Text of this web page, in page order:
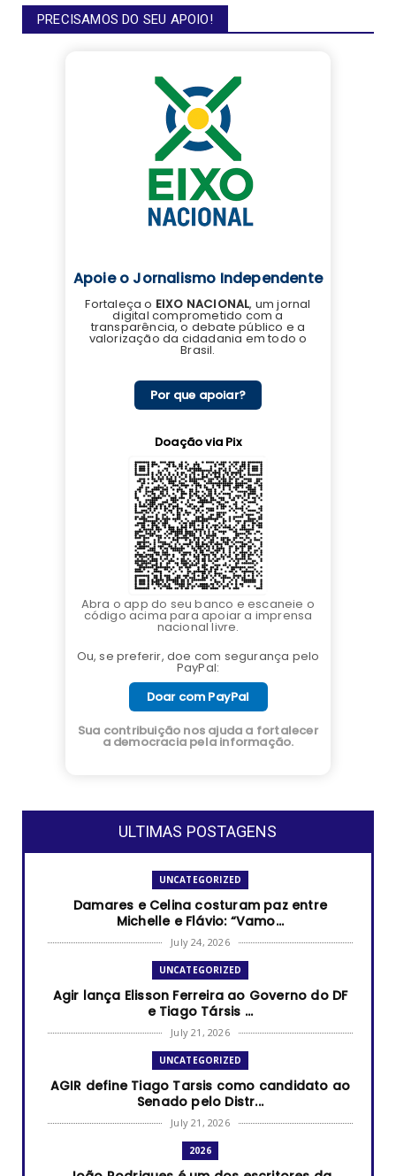
PRECISAMOS DO SEU APOIO!
Apoie o Jornalismo Independente
Fortaleça o EIXO NACIONAL, um jornal
digital comprometido com a
transparência, o debate público e a
valorização da cidadania em todo o
Brasil.
Por que apoiar?
Doação via Pix
Abra o app do seu banco e escaneie o
código acima para apoiar a imprensa
nacional livre.
Ou, se preferir, doe com segurança pelo
PayPal:
Doar com PayPal
Sua contribuição nos ajuda a fortalecer
a democracia pela informação.
ULTIMAS POSTAGENS
UNCATEGORIZED
Damares e Celina costuram paz entre
Michelle e Flávio: “Vamo...
July 24, 2026
UNCATEGORIZED
Agir lança Elisson Ferreira ao Governo do DF
e Tiago Társis ...
July 21, 2026
UNCATEGORIZED
AGIR define Tiago Tarsis como candidato ao
Senado pelo Distr...
July 21, 2026
2026